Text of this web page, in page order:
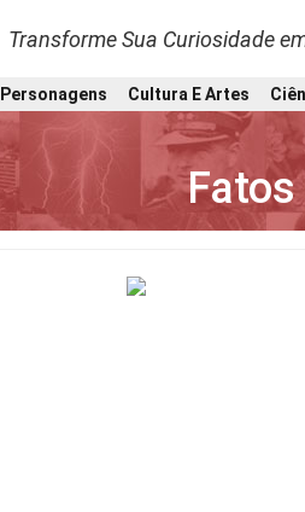
Transforme Sua Curiosidade
Personagens Cultura E Artes